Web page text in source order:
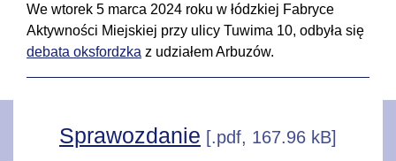
We wtorek 5 marca 2024 roku w łódzkiej Fabryce
Aktywności Miejskiej przy ulicy Tuwima 10, odbyła się
debata oksfordzka z udziałem Arbuzów.
Sprawozdanie [.pdf, 167.96 kB]